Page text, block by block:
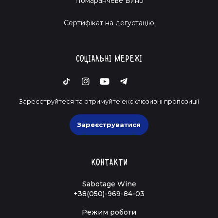
Cертифікат на дегустацію
Соціальні мережі
Зареєструйтеся та отримуйте ексклюзивні пропозиції
Зареєструватися
Контакти
Sabotage Wine
+38(050)-969-84-03
Режим роботи